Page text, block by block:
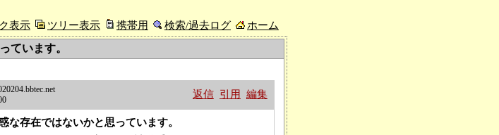
表示 ツリー表示 携帯用 検索/過去ログ ホーム
ています。
返信 引用 編集
な存在ではないかと思っています。